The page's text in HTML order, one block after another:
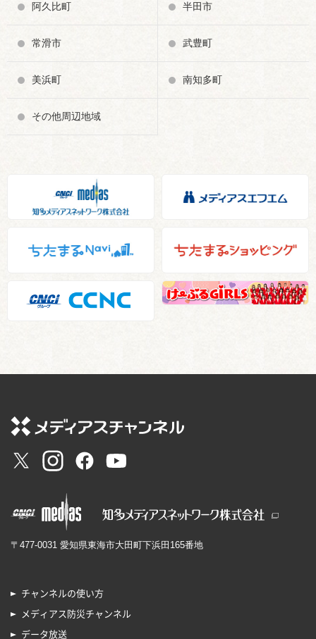
阿久比町 半田市
常滑市 武豊町
美浜町 南知多町
その他周辺地域
〒477-0031 愛知県東海市大田町下浜田165番地
チャンネルの使い方
メディアス防災チャンネル
データ放送